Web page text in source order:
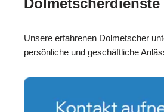
Unsere erfahrenen Dolmetscher
persönliche und geschäftliche